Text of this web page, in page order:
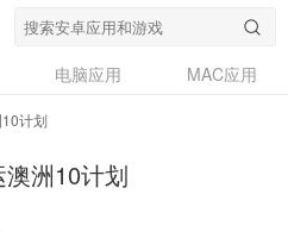
计划
电脑应用
MAC应用
计划
洲10计划